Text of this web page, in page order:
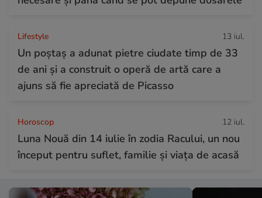
Lifestyle 13 iul.
Un poștaș a adunat pietre ciudate timp de 33
de ani și a construit o operă de artă care a
ajuns să fie apreciată de Picasso
Horoscop 12 iul.
Luna Nouă din 14 iulie în zodia Racului, un nou
început pentru suflet, familie și viața de acasă